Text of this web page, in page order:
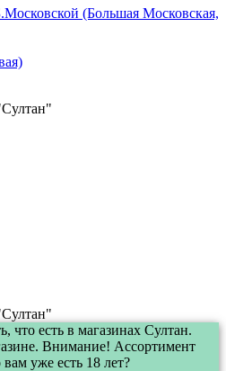
(Большая Московская,
что есть в магазинах Султан.
Внимание! Ассортимент
уже есть 18 лет?